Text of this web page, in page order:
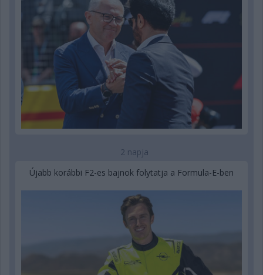
2 napja
Újabb korábbi F2-es bajnok folytatja a Formula-E-ben